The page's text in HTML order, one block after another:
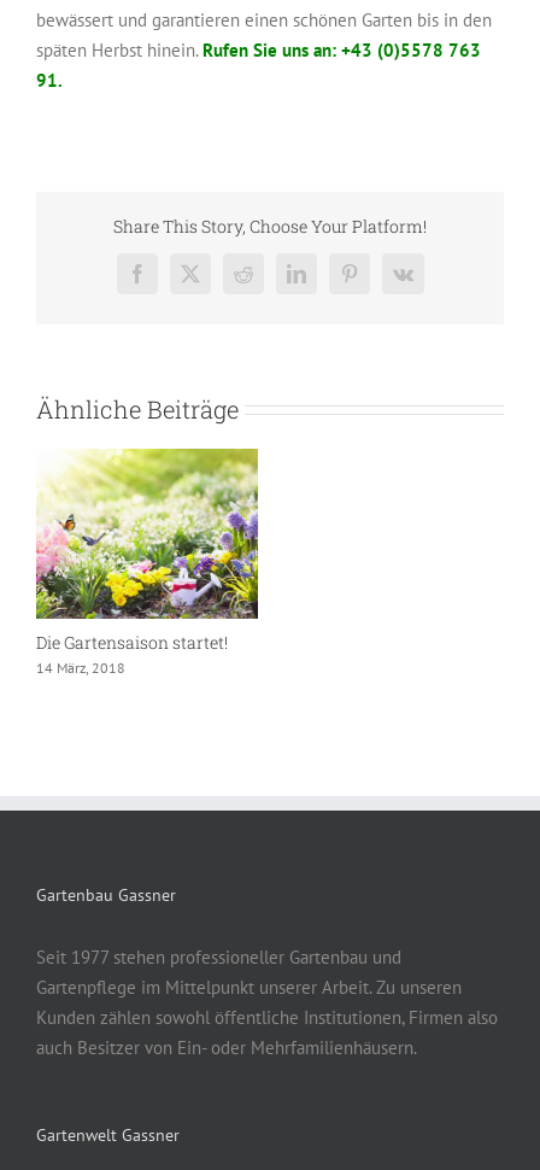
bewässert und garantieren einen schönen Garten bis in den
späten Herbst hinein.Rufen Sie uns an: +43 (0)5578 763
91.
Share This Story, Choose Your Platform!
Facebook
X RedditLinkedInPinterest
Vk
Ähnliche Beiträge
Die Gartensaison startet!
14 März, 2018
Gartenbau Gassner
Seit 1977 stehen professioneller Gartenbau und
Gartenpflege im Mittelpunkt unserer Arbeit. Zu unseren
Kunden zählen sowohl öffentliche Institutionen, Firmen also
auch Besitzer von Ein- oder Mehrfamilienhäusern.
Gartenwelt Gassner